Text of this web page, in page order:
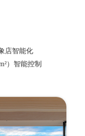
店智能化
）智能控制